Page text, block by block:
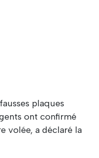
plaques
ont confirmé
volée, a déclaré la